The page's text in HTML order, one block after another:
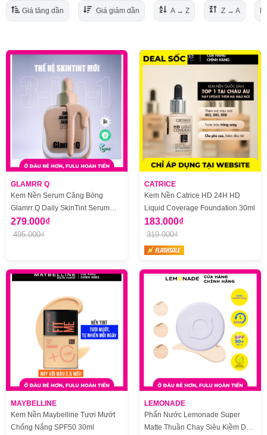
Giá tăng dần Giá giảm dần A → Z Z → A
GLAMRR Q
Kem Nền Serum Căng Bóng
Glamrr Q Daily SkinTint Serum
Vegan Foundation
SPF50+/PA++++ 30ml
279.000₫
495.000₫
CATRICE
Kem Nền Catrice HD 24H HD
Liquid Coverage Foundation 30ml
183.000₫
319.000₫
MAYBELLINE
Kem Nền Maybelline Tươi Mướt
Chống Nắng SPF50 30ml
LEMONADE
Phấn Nước Lemonade Super
Matte Thuần Chay Siêu Kiềm Dầu